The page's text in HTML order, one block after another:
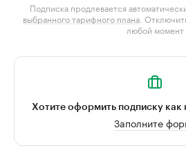
Подписка продлевается
выбранного тарифного плана .
любой момент
Хотите оформить подписку как
Заполните